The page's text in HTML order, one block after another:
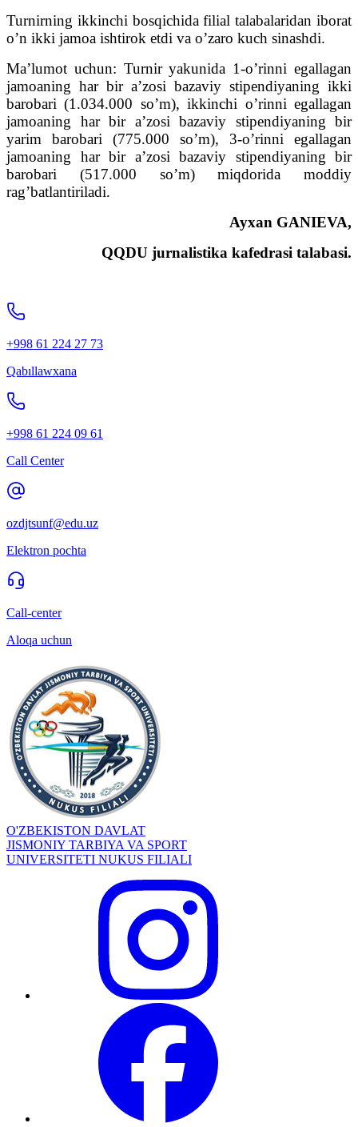
Turnirning ikkinchi bosqichida filial talabalaridan iborat
o’n ikki jamoa ishtirok etdi va o’zaro kuch sinashdi.
Ma’lumot uchun: Turnir yakunida 1-o’rinni egallagan
jamoaning har bir a’zosi bazaviy stipendiyaning ikki
barobari (1.034.000 so’m), ikkinchi o’rinni egallagan
jamoaning har bir a’zosi bazaviy stipendiyaning bir
yarim barobari (775.000 so’m), 3-o’rinni egallagan
jamoaning har bir a’zosi bazaviy stipendiyaning bir
barobari (517.000 so’m) miqdorida moddiy
rag’batlantiriladi.
Ayxan GANIEVA,
QQDU jurnalistika kafedrasi talabasi.
+998 61 224 27 73
Qabıllawxana
+998 61 224 09 61
Call Center
ozdjtsunf@edu.uz
Elektron pochta
Call-center
Aloqa uchun
O'ZBEKISTON DAVLAT
JISMONIY TARBIYA VA SPORT
UNIVERSITETI NUKUS FILIALI